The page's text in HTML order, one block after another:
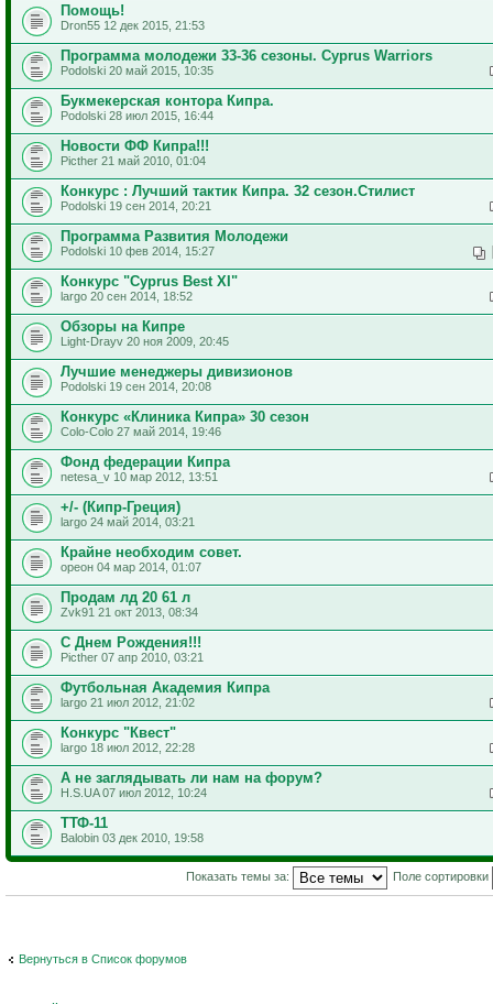
Помощь!
Dron55 12 дек 2015, 21:53
Программа молодежи 33-36 сезоны. Cyprus Warriors
Podolski 20 май 2015, 10:35
Букмекерская контора Кипра.
Podolski 28 июл 2015, 16:44
Новости ФФ Кипра!!!
Picther 21 май 2010, 01:04
Конкурс : Лучший тактик Кипра. 32 сезон.Стилист
Podolski 19 сен 2014, 20:21
Программа Развития Молодежи
Podolski 10 фев 2014, 15:27
Конкурс "Cyprus Best XI"
largo 20 сен 2014, 18:52
Обзоры на Кипре
Light-Drayv 20 ноя 2009, 20:45
Лучшие менеджеры дивизионов
Podolski 19 сен 2014, 20:08
Конкурс «Клиника Кипра» 30 сезон
Colo-Colo 27 май 2014, 19:46
Фонд федерации Кипра
netesa_v 10 мар 2012, 13:51
+/- (Кипр-Греция)
largo 24 май 2014, 03:21
Крайне необходим совет.
ореон 04 мар 2014, 01:07
Продам лд 20 61 л
Zvk91 21 окт 2013, 08:34
С Днем Рождения!!!
Picther 07 апр 2010, 03:21
Футбольная Академия Кипра
largo 21 июл 2012, 21:02
Конкурс "Квест"
largo 18 июл 2012, 22:28
А не заглядывать ли нам на форум?
H.S.UA 07 июл 2012, 10:24
ТТФ-11
Balobin 03 дек 2010, 19:58
Показать темы за: Поле сортировки
Вернуться в Список форумов